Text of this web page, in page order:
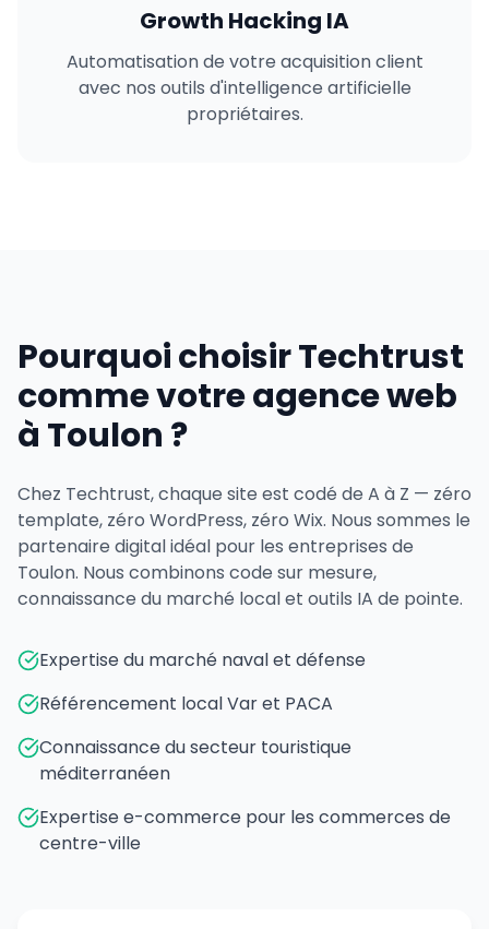
Growth Hacking IA
Automatisation de votre acquisition client
avec nos outils d'intelligence artificielle
propriétaires.
Pourquoi choisir Techtrust
comme votre agence web
à Toulon ?
Chez Techtrust, chaque site est codé de A à Z — zéro
template, zéro WordPress, zéro Wix. Nous sommes le
partenaire digital idéal pour les entreprises de
Toulon. Nous combinons code sur mesure,
connaissance du marché local et outils IA de pointe.
Expertise du marché naval et défense
Référencement local Var et PACA
Connaissance du secteur touristique
méditerranéen
Expertise e-commerce pour les commerces de
centre-ville